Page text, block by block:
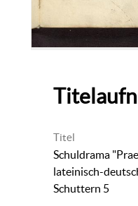
Titel
Schuldrama
lateinisch-
Schuttern 5